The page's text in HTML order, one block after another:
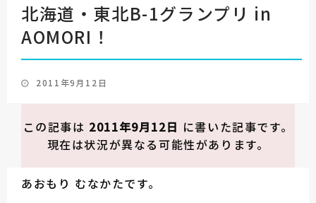
北海道・東北B-1グランプリ in
AOMORI！
投
日:
2011年9月12日
この記事は 2011年9月12日 に書いた記事です。
現在は状況が異なる可能性があります。
あおもり むなかたです。